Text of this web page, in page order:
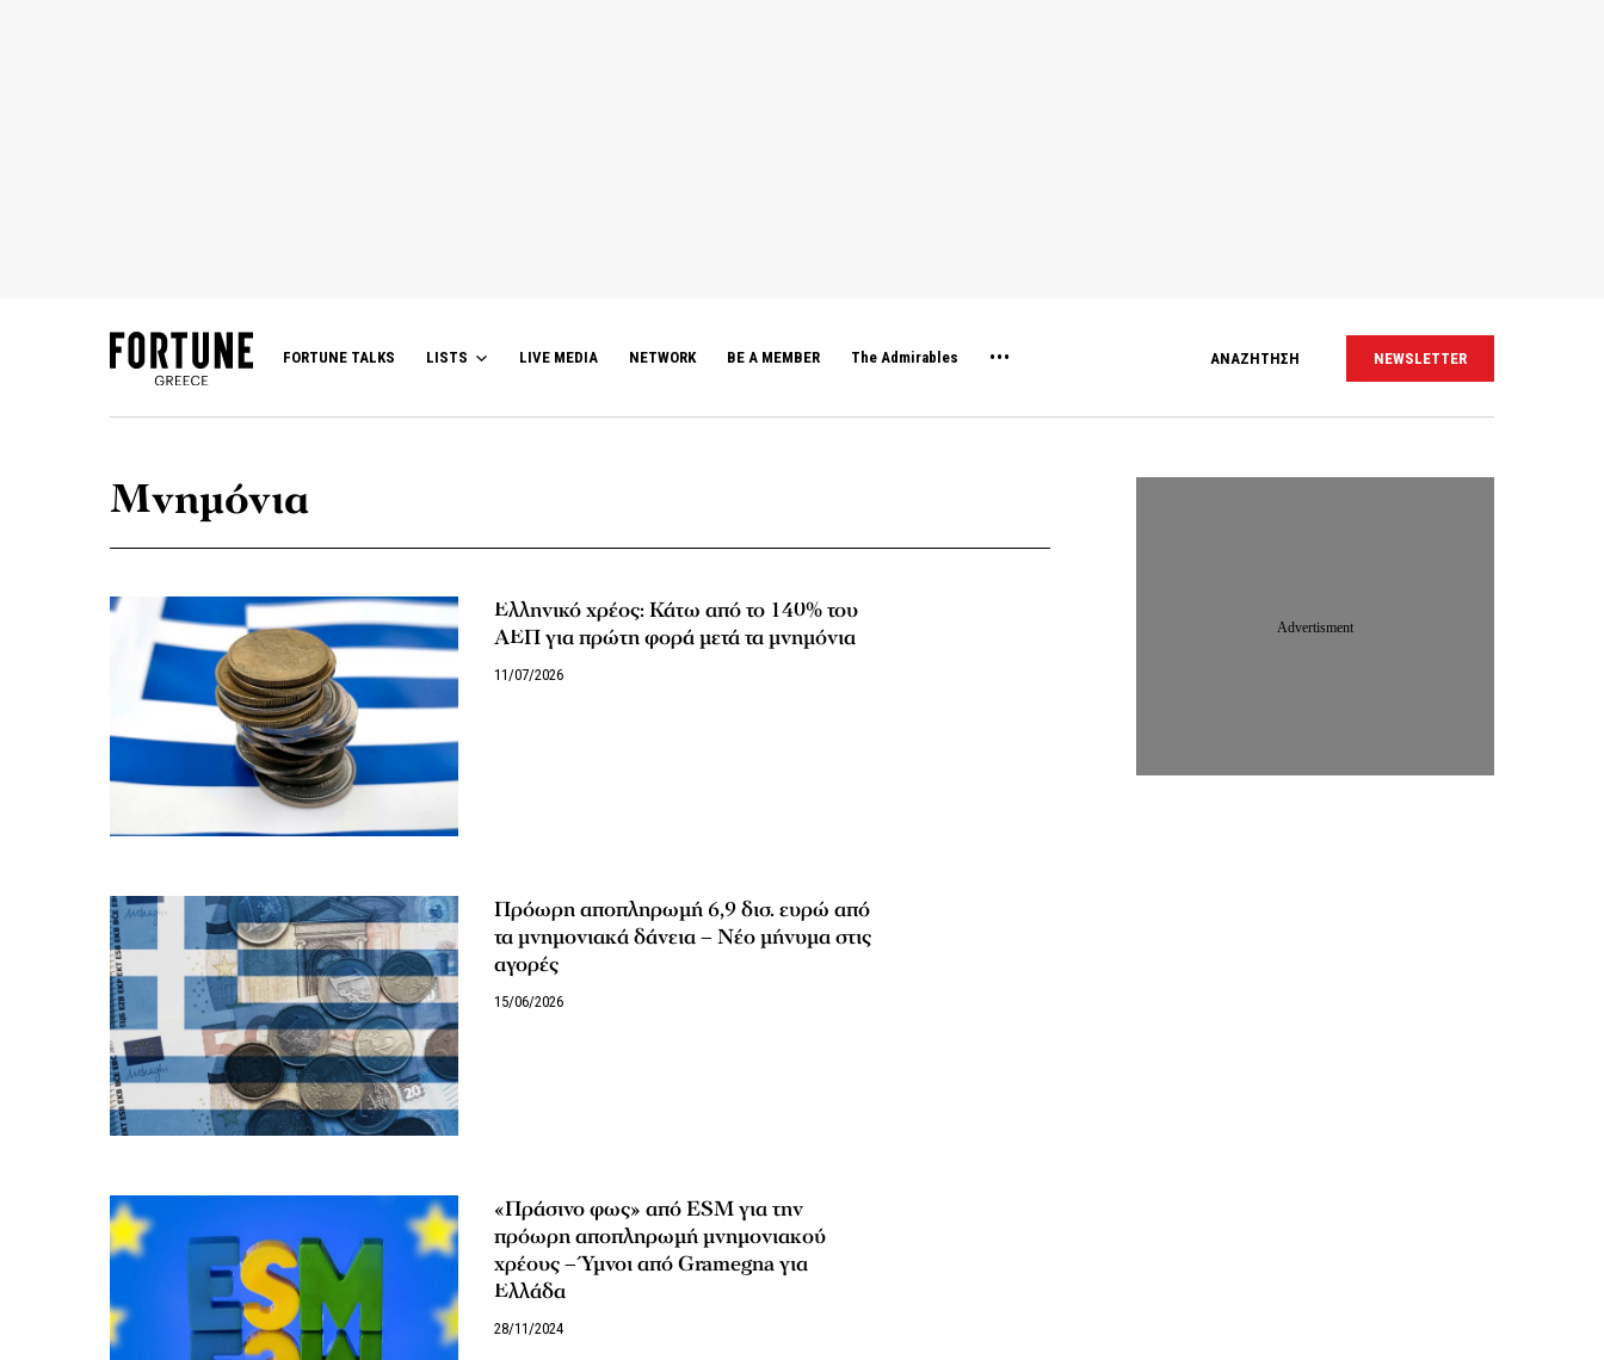
FORTUNE TALKS LISTS LIVE MEDIA NETWORK BE A MEMBER The Admirables ΑΝΑΖΗΤΗΣΗ NEWSLETTER
Μνημόνια
Ελληνικό χρέος: Κάτω από το 140% του
ΑΕΠ για πρώτη φορά μετά τα μνημόνια
11/07/2026
Πρόωρη αποπληρωμή 6,9 δισ. ευρώ από
τα μνημονιακά δάνεια – Νέο μήνυμα στις
αγορές
15/06/2026
«Πράσινο φως» από ESM για την
πρόωρη αποπληρωμή μνημονιακού
χρέους – Ύμνοι από Gramegna για
Ελλάδα
28/11/2024